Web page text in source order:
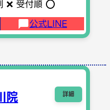
❌ 受付順 ⭕️
公式LINE
詳細
院